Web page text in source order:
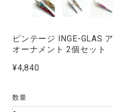
ビンテージ INGE-GLAS
オーナメント 2個セット
¥4,840
数量